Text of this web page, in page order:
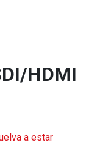
HDMI
a estar